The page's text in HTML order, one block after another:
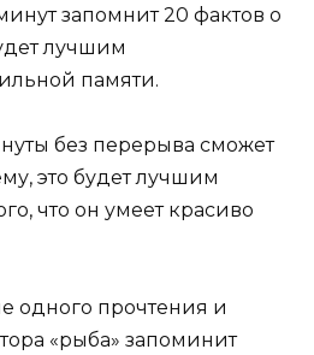
запомнит 20 фактов о
лучшим
памяти.
без перерыва сможет
это будет лучшим
что он умеет красиво
одного прочтения и
«рыба» запоминит